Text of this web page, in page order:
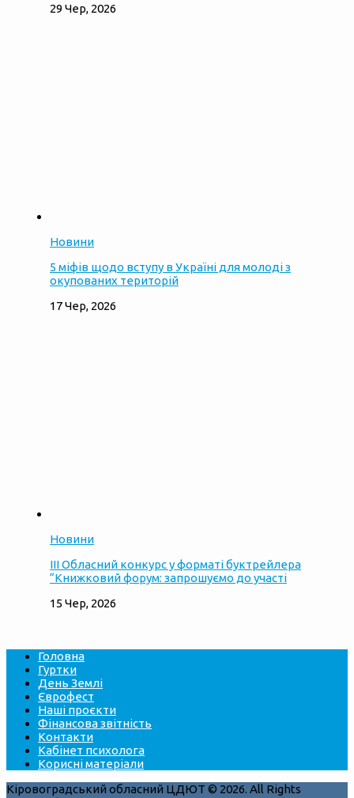
29 Чер, 2026
Новини
5 міфів щодо вступу в Україні для молоді з
окупованих територій
17 Чер, 2026
Новини
ІІІ Обласний конкурс у форматі буктрейлера
“Книжковий форум: запрошуємо до участі
15 Чер, 2026
Головна
Гуртки
День Землі
Єврофест
Наші проєкти
Фінансова звітність
Контакти
Кабінет психолога
Корисні матеріали
Кіровоградський обласний ЦДЮТ © 2026. All Rights